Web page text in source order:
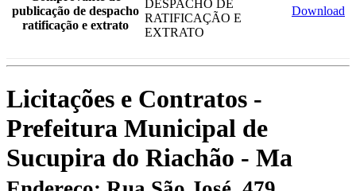
publicação de despacho
ratificação e extrato
DESPACHO DE
RATIFICAÇÃO E
EXTRATO
Download
Licitações e Contratos -
Prefeitura Municipal de
Sucupira do Riachão - Ma